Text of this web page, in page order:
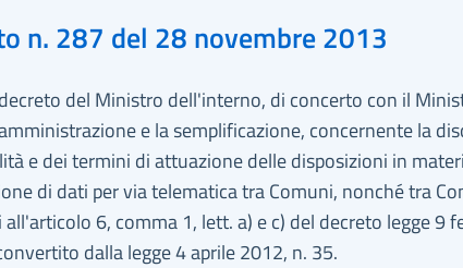
n. 287 del 28 novembre 2013
del Ministro dell'interno, di concerto con il
e la semplificazione, concernente la
e dei termini di attuazione delle disposizioni in
di dati per via telematica tra Comuni, nonché tra
6, comma 1, lett. a) e c) del decreto legge 9
dalla legge 4 aprile 2012, n. 35.